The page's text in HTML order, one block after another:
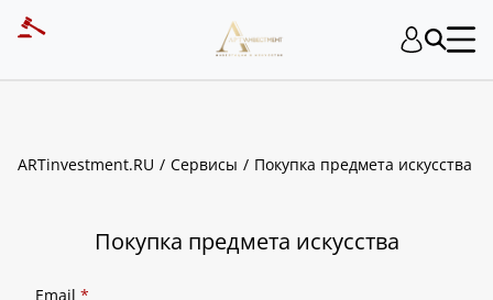
ARTinvestment.RU Сервисы Покупка предмета искусства
Покупка предмета искусства
Email *